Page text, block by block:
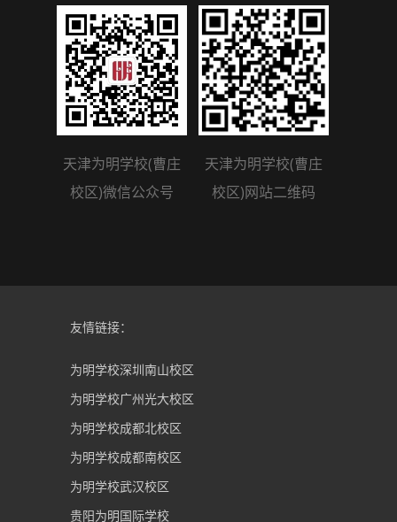
天津为明学校(曹庄
校区)微信公众号
天津为明学校(曹庄
校区)网站二维码
友情链接：
为明学校深圳南山校区
为明学校广州光大校区
为明学校成都北校区
为明学校成都南校区
为明学校武汉校区
贵阳为明国际学校